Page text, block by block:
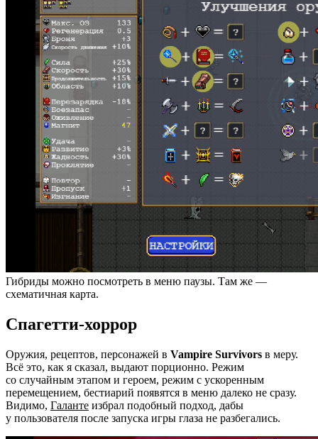
Гибриды можно посмотреть в меню паузы. Там же —
схематичная карта.
Спагетти-хоррор
Оружия, рецептов, персонажей в Vampire Survivors в меру.
Всё это, как я сказал, выдают порционно. Режим
со случайным этапом и героем, режим с ускоренным
перемещением, бестиарий появятся в меню далеко не сразу.
Видимо, Галанте избрал подобный подход, дабы
у пользователя после запуска игры глаза не разбегались.